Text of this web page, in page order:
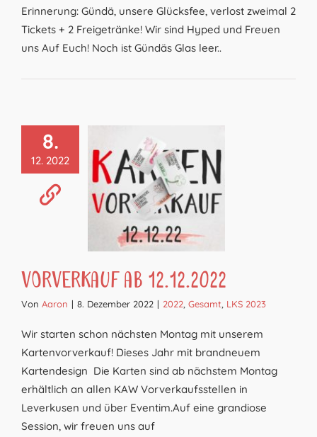
Erinnerung: Gündä, unsere Glücksfee, verlost zweimal 2
Tickets + 2 Freigetränke! Wir sind Hyped und Freuen
uns Auf Euch! Noch ist Gündäs Glas leer..
8.
12. 2022
Vorverkauf ab 12.12.2022
Von Aaron | 8. Dezember 2022 | 2022, Gesamt, LKS 2023
Wir starten schon nächsten Montag mit unserem
Kartenvorverkauf! Dieses Jahr mit brandneuem
Kartendesign Die Karten sind ab nächstem Montag
erhältlich an allen KAW Vorverkaufsstellen in
Leverkusen und über Eventim.Auf eine grandiose
Session, wir freuen uns auf